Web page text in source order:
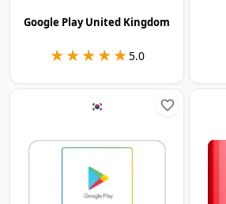
Google Play United Kingdom
★★★★★
★★★★★5.0